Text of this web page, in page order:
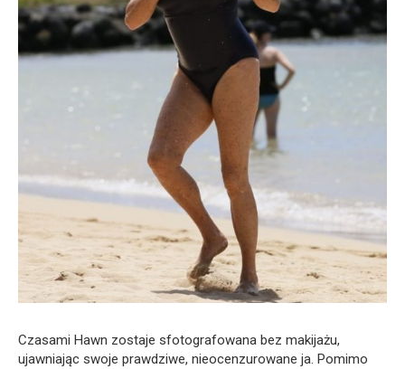
Czasami Hawn zostaje sfotografowana bez makijażu,
ujawniając swoje prawdziwe, nieocenzurowane ja. Pomimo